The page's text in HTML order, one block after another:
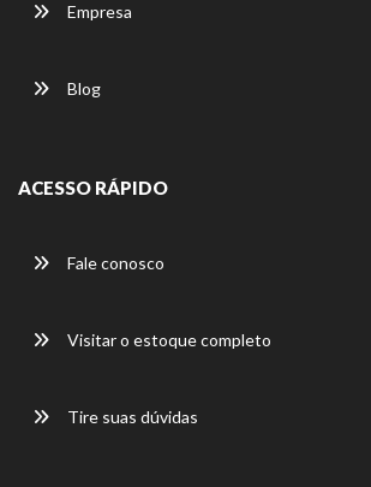
Empresa
Blog
ACESSO RÁPIDO
Fale conosco
Visitar o estoque completo
Tire suas dúvidas